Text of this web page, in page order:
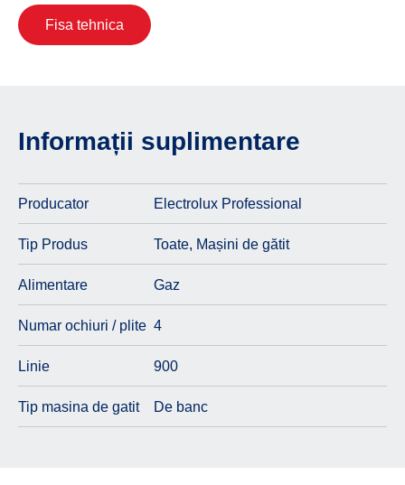
Fisa tehnica
Informații suplimentare
Producator Electrolux Professional
Tip Produs Toate, Mașini de gătit
Alimentare Gaz
Numar ochiuri / plite 4
Linie 900
Tip masina de gatit De banc